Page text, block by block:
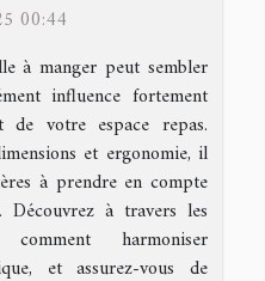
00:44
à manger peut sembler
influence fortement
de votre espace repas.
et ergonomie, il
à prendre en compte
à travers les
harmoniser
et assurez-vous de